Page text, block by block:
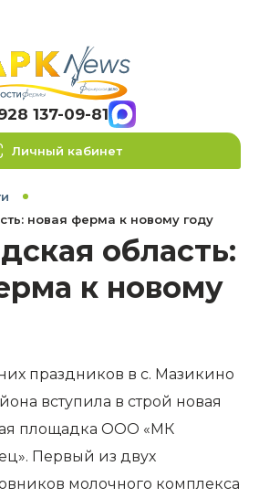
137-09-81
Личный кабинет
новая ферма к новому году
область:
к новому
праздников в с. Мазикино
вступила в строй новая
площадка ООО «МК
Первый из двух
молочного комплекса